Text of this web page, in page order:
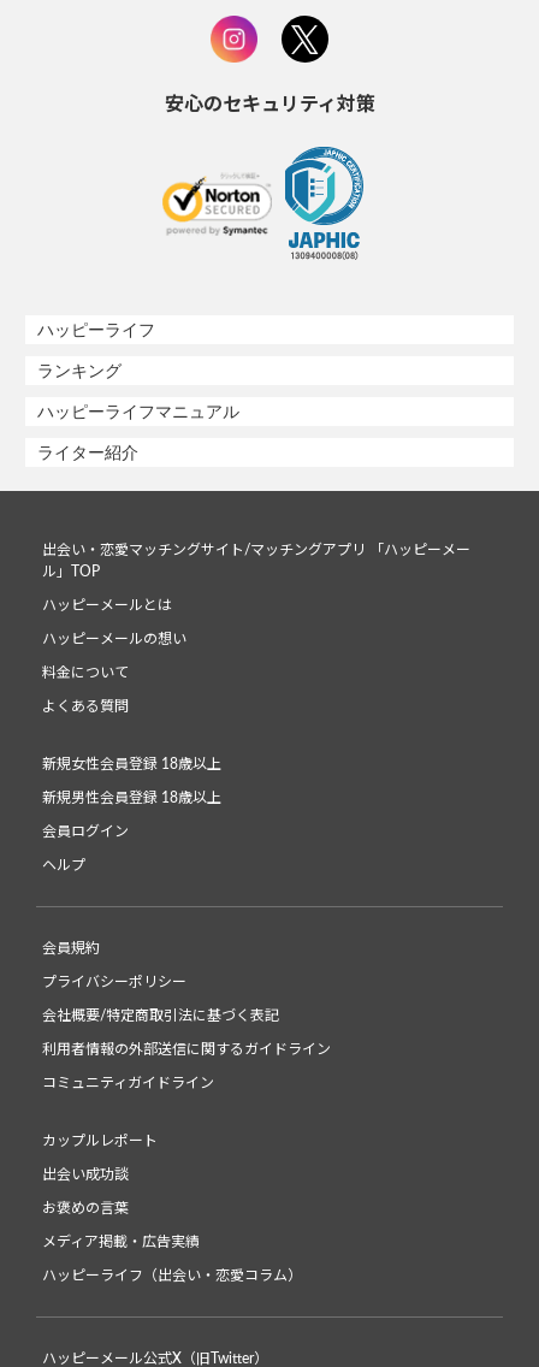
安心のセキュリティ対策
ハッピーライフ
ランキング
ハッピーライフマニュアル
ライター紹介
出会い・恋愛マッチングサイト/マッチングアプリ 「ハッピーメー
ル」TOP
ハッピーメールとは
ハッピーメールの想い
料金について
よくある質問
新規女性会員登録 18歳以上
新規男性会員登録 18歳以上
会員ログイン
ヘルプ
会員規約
プライバシーポリシー
会社概要/特定商取引法に基づく表記
利用者情報の外部送信に関するガイドライン
コミュニティガイドライン
カップルレポート
出会い成功談
お褒めの言葉
メディア掲載・広告実績
ハッピーライフ（出会い・恋愛コラム）
ハッピーメール公式X（旧Twitter）